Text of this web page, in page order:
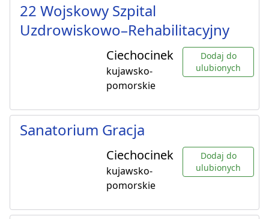
22 Wojskowy Szpital
Uzdrowiskowo–Rehabilitacyjny
Ciechocinek
kujawsko-
pomorskie
Dodaj do
ulubionych
Sanatorium Gracja
Ciechocinek
kujawsko-
pomorskie
Dodaj do
ulubionych